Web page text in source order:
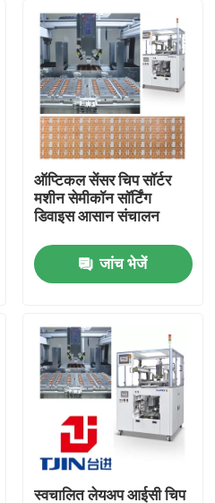
ऑप्टिकल सेंसर चिप सॉर्टर
मशीन सेमीकॉन सॉर्टिंग
डिवाइस आसान संचालन
जांच भेजें
स्वचालित लेयअप आईसी चिप